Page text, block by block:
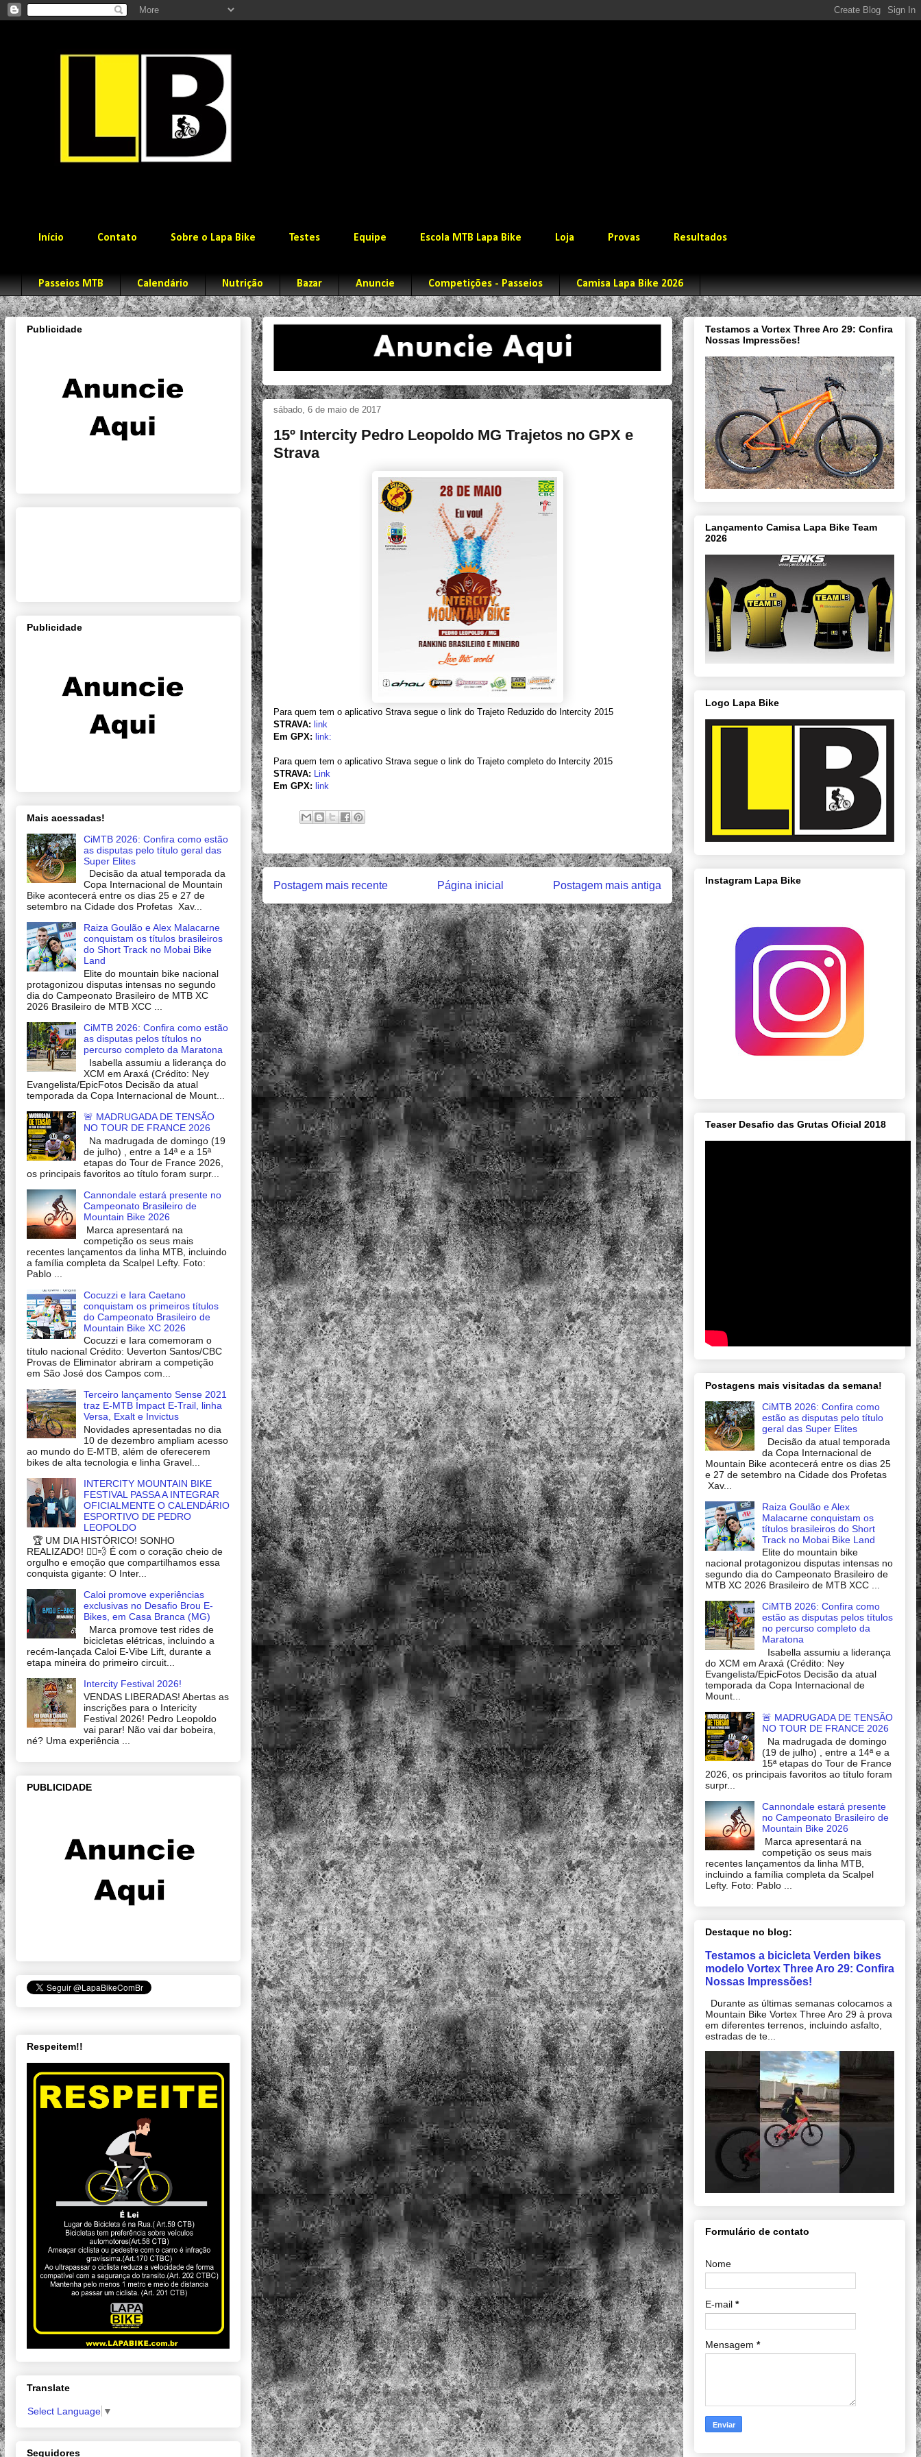
Início Contato Sobre o Lapa Bike Testes Equipe Escola MTB Lapa Bike Loja Provas Resultados
Passeios MTB Calendário Nutrição Bazar Anuncie Competições - Passeios Camisa Lapa Bike 2026
sábado, 6 de maio de 2017
15º Intercity Pedro Leopoldo MG Trajetos no GPX e
Strava
Para quem tem o aplicativo Strava segue o link do Trajeto Reduzido do Intercity 2015
STRAVA: link
Em GPX: link:
Para quem tem o aplicativo Strava segue o link do Trajeto completo do Intercity 2015
STRAVA: Link
Em GPX: link
Postagem mais recente Postagem mais antiga
Página inicial
Publicidade
Publicidade
Mais acessadas!
CiMTB 2026: Confira como estão
as disputas pelo título geral das
Super Elites
Decisão da atual temporada da
Copa Internacional de Mountain
Bike acontecerá entre os dias 25 e 27 de
setembro na Cidade dos Profetas Xav...
Raiza Goulão e Alex Malacarne
conquistam os títulos brasileiros
do Short Track no Mobai Bike
Land
Elite do mountain bike nacional
protagonizou disputas intensas no segundo
dia do Campeonato Brasileiro de MTB XC
2026 Brasileiro de MTB XCC ...
CiMTB 2026: Confira como estão
as disputas pelos títulos no
percurso completo da Maratona
Isabella assumiu a liderança do
XCM em Araxá (Crédito: Ney
Evangelista/EpicFotos Decisão da atual
temporada da Copa Internacional de Mount...
🚨 MADRUGADA DE TENSÃO
NO TOUR DE FRANCE 2026
Na madrugada de domingo (19
de julho) , entre a 14ª e a 15ª
etapas do Tour de France 2026,
os principais favoritos ao título foram surpr...
Cannondale estará presente no
Campeonato Brasileiro de
Mountain Bike 2026
Marca apresentará na
competição os seus mais
recentes lançamentos da linha MTB, incluindo
a família completa da Scalpel Lefty. Foto:
Pablo ...
Cocuzzi e Iara Caetano
conquistam os primeiros títulos
do Campeonato Brasileiro de
Mountain Bike XC 2026
Cocuzzi e Iara comemoram o
título nacional Crédito: Ueverton Santos/CBC
Provas de Eliminator abriram a competição
em São José dos Campos com...
Terceiro lançamento Sense 2021
traz E-MTB Impact E-Trail, linha
Versa, Exalt e Invictus
Novidades apresentadas no dia
10 de dezembro ampliam acesso
ao mundo do E-MTB, além de oferecerem
bikes de alta tecnologia e linha Gravel...
INTERCITY MOUNTAIN BIKE
FESTIVAL PASSA A INTEGRAR
OFICIALMENTE O CALENDÁRIO
ESPORTIVO DE PEDRO
LEOPOLDO
🏆 UM DIA HISTÓRICO! SONHO
REALIZADO! 🚴‍♂️💨 É com o coração cheio de
orgulho e emoção que compartilhamos essa
conquista gigante: O Inter...
Caloi promove experiências
exclusivas no Desafio Brou E-
Bikes, em Casa Branca (MG)
Marca promove test rides de
bicicletas elétricas, incluindo a
recém-lançada Caloi E-Vibe Lift, durante a
etapa mineira do primeiro circuit...
Intercity Festival 2026!
VENDAS LIBERADAS! Abertas as
inscrições para o Intericity
Festival 2026! Pedro Leopoldo
vai parar! Não vai dar bobeira,
né? Uma experiência ...
PUBLICIDADE
Respeitem!!
Translate
Select Language ▼
Seguidores
Testamos a Vortex Three Aro 29: Confira
Nossas Impressões!
Lançamento Camisa Lapa Bike Team
2026
Logo Lapa Bike
Instagram Lapa Bike
Teaser Desafio das Grutas Oficial 2018
Postagens mais visitadas da semana!
CiMTB 2026: Confira como
estão as disputas pelo título
geral das Super Elites
Decisão da atual temporada
da Copa Internacional de
Mountain Bike acontecerá entre os dias 25
e 27 de setembro na Cidade dos Profetas
Xav...
Raiza Goulão e Alex
Malacarne conquistam os
títulos brasileiros do Short
Track no Mobai Bike Land
Elite do mountain bike
nacional protagonizou disputas intensas no
segundo dia do Campeonato Brasileiro de
MTB XC 2026 Brasileiro de MTB XCC ...
CiMTB 2026: Confira como
estão as disputas pelos títulos
no percurso completo da
Maratona
Isabella assumiu a liderança
do XCM em Araxá (Crédito: Ney
Evangelista/EpicFotos Decisão da atual
temporada da Copa Internacional de
Mount...
🚨 MADRUGADA DE TENSÃO
NO TOUR DE FRANCE 2026
Na madrugada de domingo
(19 de julho) , entre a 14ª e a
15ª etapas do Tour de France
2026, os principais favoritos ao título foram
surpr...
Cannondale estará presente
no Campeonato Brasileiro de
Mountain Bike 2026
Marca apresentará na
competição os seus mais
recentes lançamentos da linha MTB,
incluindo a família completa da Scalpel
Lefty. Foto: Pablo ...
Destaque no blog:
Testamos a bicicleta Verden bikes
modelo Vortex Three Aro 29: Confira
Nossas Impressões!
Durante as últimas semanas colocamos a
Mountain Bike Vortex Three Aro 29 à prova
em diferentes terrenos, incluindo asfalto,
estradas de te...
Formulário de contato
Nome
E-mail *
Mensagem *